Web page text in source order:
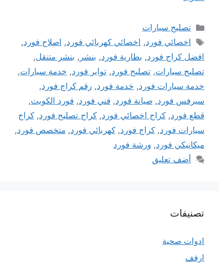
التصنيفات
تصليح سيارات
الوسوم
اخصائي فورد, اخصائي كهربائي فورد, اصلاح فورد,
افضل كراج فورد, بطارية فورد, بنشر , بنشر متنقل,
تصليح سيارات, تصليح فورد, تواير فورد, خدمة سيارات,
خدمة سيارات فورد, خدمة فورد, رقم كراج فورد,
سيرفس فورد, صيانة فورد, فني فورد, فورد الكويت,
قطع فورد, كراج اخصائي فورد, كراج تصليح فورد, كراج
سيارات فورد, كراج فورد, كهربائي فورد, متخصص فورد,
ميكانيكي فورد, ورشة فورد
أضف تعليق
تصنيفات
ادوات صحية
ارفف